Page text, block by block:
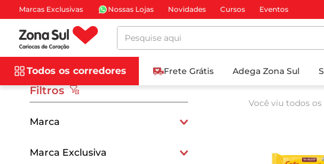
Marcas Exclusivas Nossas Lojas Novidades Cursos Eventos
Pesquise aqui
Todos os corredores Frete Grátis Adega Zona Sul
Filtros
Marca
Marca Exclusiva
Você viu todos os